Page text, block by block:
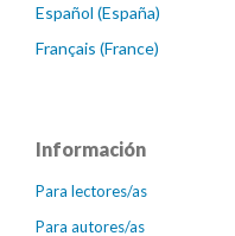
Español (España)
Français (France)
Información
Para lectores/as
Para autores/as